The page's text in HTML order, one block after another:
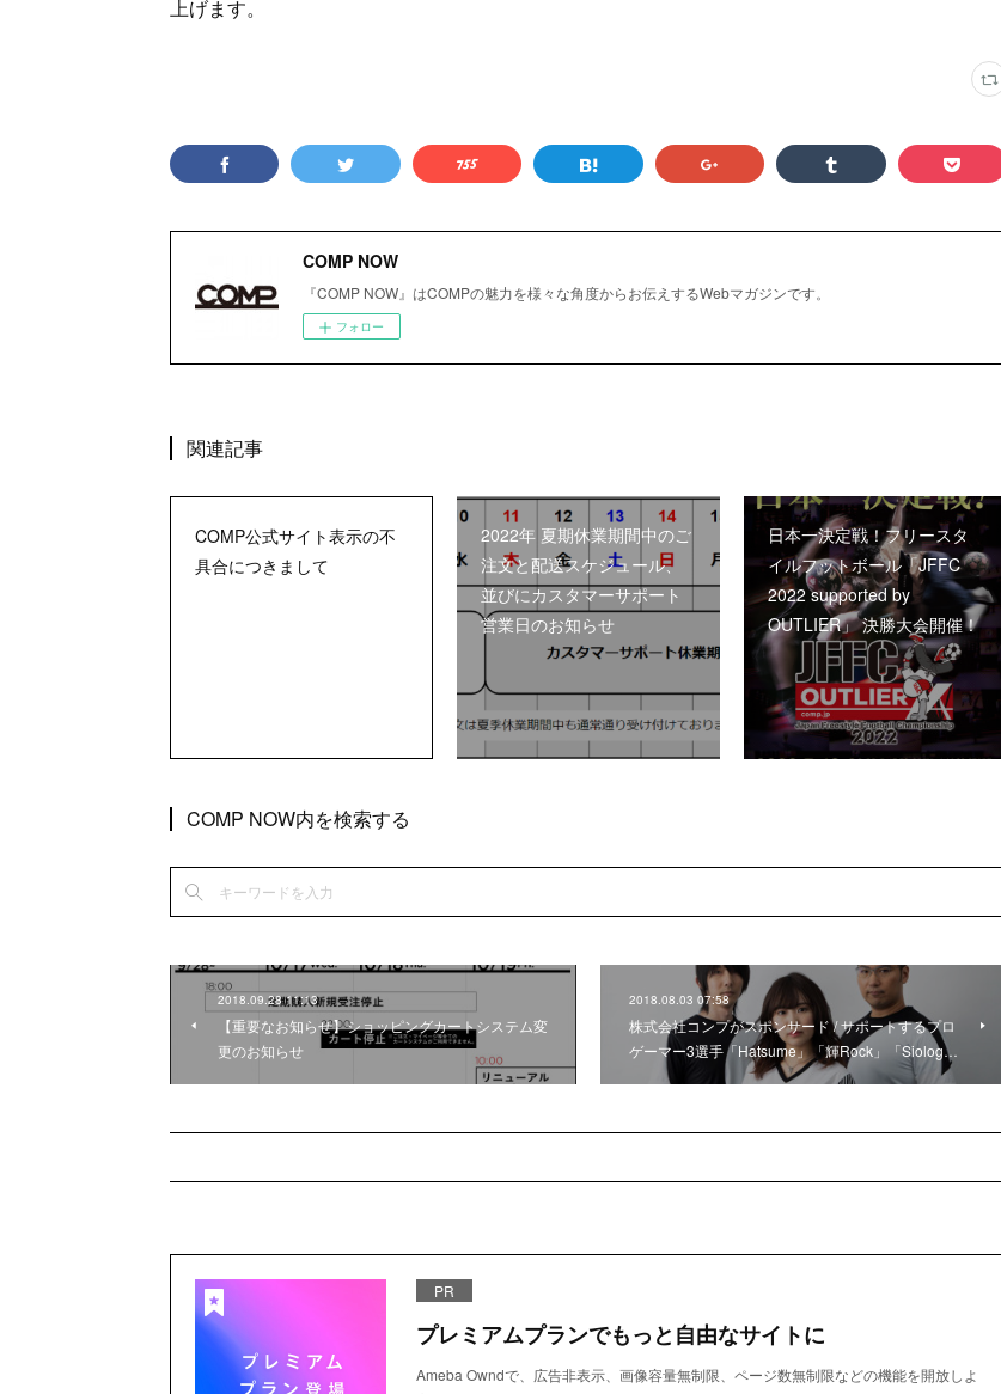
上げます。
COMP NOW
『COMP NOW』はCOMPの魅力を様々な角度からお伝えするWebマガジンです。
フォロー
関連記事
COMP公式サイト表示の不
具合につきまして
2022年 夏期休業期間中のご
注文と配送スケジュール、
並びにカスタマーサポート
営業日のお知らせ
日本一決定戦！フリースタ
イルフットボール「JFFC
2022 supported by
OUTLIER」 決勝大会開催！
COMP NOW内を検索する
2018.09.28 11:13
【重要なお知らせ】ショッピングカートシステム変
更のお知らせ
2018.08.03 07:58
株式会社コンプがスポンサード / サポートするプロ
ゲーマー3選手「Hatsume」「輝Rock」「Siolog…
PR
プレミアムプランでもっと自由なサイトに
Ameba Owndで、広告非表示、画像容量無制限、ページ数無制限などの機能を開放しよ